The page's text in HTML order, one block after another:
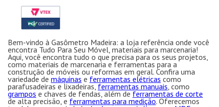
Bem-vindo à Gasômetro Madeira: a loja referência onde você
encontra Tudo Para Seu Móvel, materiais para marcenaria!
Aqui, você encontra tudo o que precisa para os seus projetos,
como materiais de marcenaria e ferramentas para a
construção de móveis ou reformas em geral. Confira uma
variedade de máquinas e ferramentas elétricas como
parafusadeiras e lixadeiras, ferramentas manuais, como
grampos e chaves de fendas, além de ferramentas de corte
de alta precisão, e ferramentas para medição. Oferecemos